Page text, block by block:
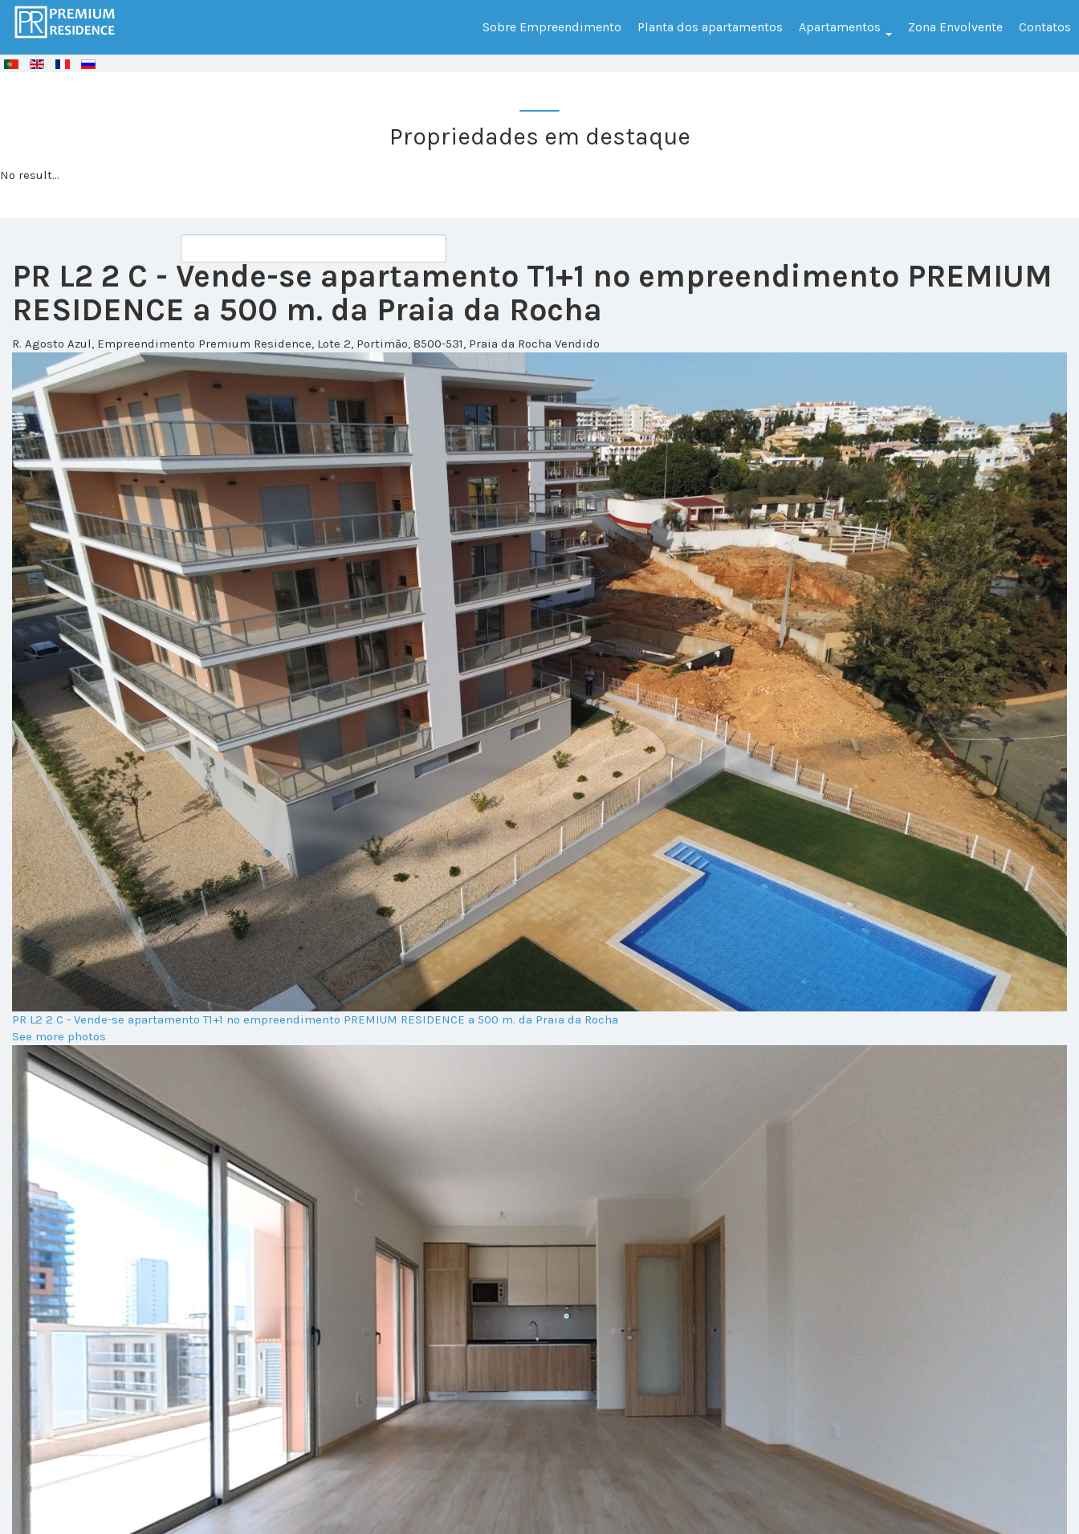
Sobre Empreendimento Planta dos apartamentos Apartamentos Zona Envolvente Contatos
© FreeJoomla! 3 Modules
Propriedades em destaque
No result...
PR L2 2 C - Vende-se apartamento T1+1 no empreendimento PREMIUM
RESIDENCE a 500 m. da Praia da Rocha
R. Agosto Azul, Empreendimento Premium Residence, Lote 2, Portimão, 8500-531, Praia da Rocha Vendido
PR L2 2 C - Vende-se apartamento T1+1 no empreendimento PREMIUM RESIDENCE a 500 m. da Praia da Rocha
See more photos